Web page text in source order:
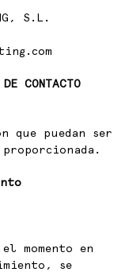
S.L.
CONTACTO
que puedan ser
momento en
se